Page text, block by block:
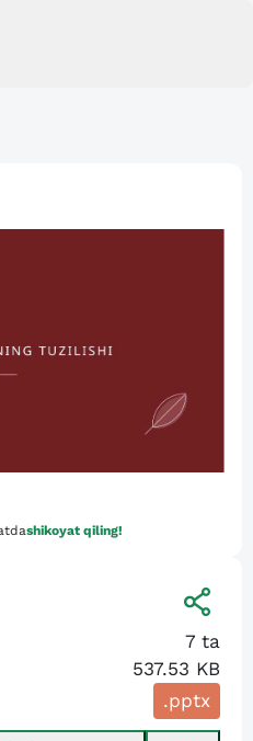
shikoyat qiling!
7 ta
537.53 KB
.pptx